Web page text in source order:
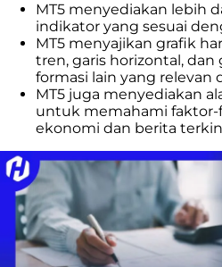
MT5 menyediakan lebih
indikator yang sesuai
MT5 menyajikan grafik
tren, garis horizontal,
formasi lain yang relevan
MT5 juga menyediakan
untuk memahami faktor-
ekonomi dan berita